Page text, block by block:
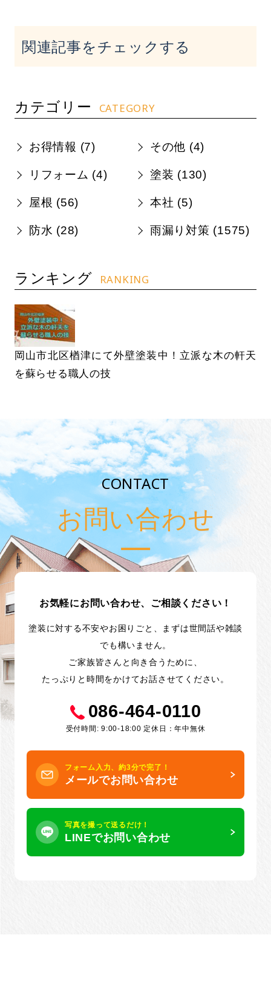
関連記事をチェックする
カテゴリー CATEGORY
お得情報 (7) その他 (4)
リフォーム (4) 塗装 (130)
屋根 (56) 本社 (5)
防水 (28) 雨漏り対策 (1575)
ランキング RANKING
岡山市北区楢津にて外壁塗装中！立派な木の軒天
を蘇らせる職人の技
CONTACT
お問い合わせ
お気軽にお問い合わせ、ご相談ください！
塗装に対する不安やお困りごと、まずは世間話や雑談
でも構いません。
ご家族皆さんと向き合うために、
たっぷりと時間をかけてお話させてください。
086-464-0110
受付時間: 9:00-18:00 定休日：年中無休
フォーム入力、約3分で完了！
メールでお問い合わせ
写真を撮って送るだけ！
LINEでお問い合わせ